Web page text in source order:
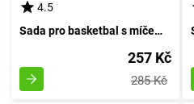
4.5
Sada pro basketbal s míčem a pumpou 120 cm
257 Kč
285 Kč